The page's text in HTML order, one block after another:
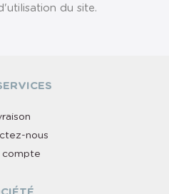
du site.
nous
compte